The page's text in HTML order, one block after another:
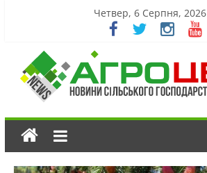
Четвер, 6 Серпня, 2026